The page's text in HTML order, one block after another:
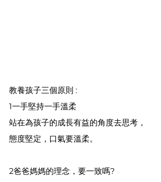
教養孩子三個原則 :
1一手堅持一手溫柔
站在為孩子的成長有益的角度去思考，
態度堅定，口氣要溫柔。
2爸爸媽媽的理念，要一致嗎?